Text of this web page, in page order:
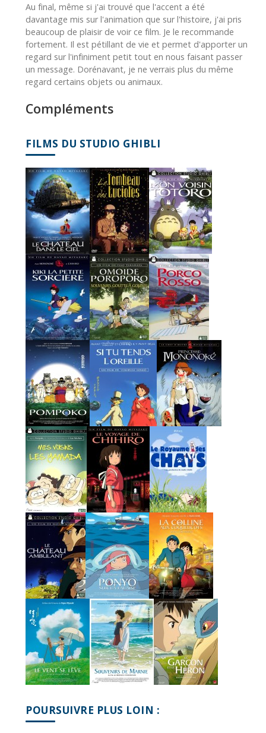
Au final, même si j'ai trouvé que l'accent a été
davantage mis sur l'animation que sur l'histoire, j'ai pris
beaucoup de plaisir de voir ce film. Je le recommande
fortement. Il est pétillant de vie et permet d'apporter un
regard sur l'infiniment petit tout en nous faisant passer
un message. Dorénavant, je ne verrais plus du même
regard certains objets ou animaux.
Compléments
FILMS DU STUDIO GHIBLI
POURSUIVRE PLUS LOIN :